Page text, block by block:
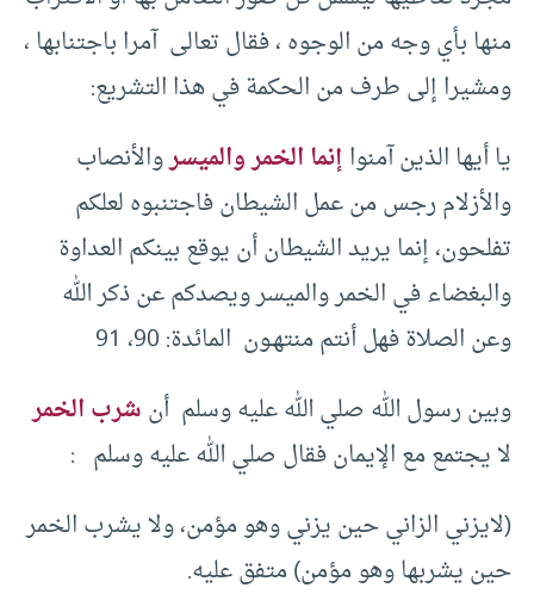
منها بأي وجه من الوجوه ، فقال تعالى آمرا باجتنابها ،
ومشيرا إلى طرف من الحكمة في هذا التشريع:
يا أيها الذين آمنواإنما الخمر والميسروالأنصاب
والأزلام رجس من عمل الشيطان فاجتنبوه لعلكم
تفلحون، إنما يريد الشيطان أن يوقع بينكم العداوة
والبغضاء في الخمر والميسر ويصدكم عن ذكر الله
وعن الصلاة فهل أنتم منتهـون المائدة: 90، 91
وبين رسول الله صلي الله عليه وسلم أنشرب الخمر
لا يجتمع مع الإيمان فقال صلي الله عليه وسلم :
(لايزني الزاني حين يزني وهو مؤمن، ولا يشرب الخمر
حين يشربها وهو مؤمن) متفق عليه.